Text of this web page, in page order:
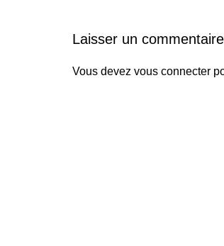
Laisser un commentaire
Vous devez vous connecter